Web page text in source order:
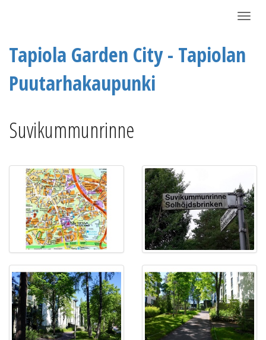
Tapiola Garden City - Tapiolan
Puutarhakaupunki
Suvikummunrinne